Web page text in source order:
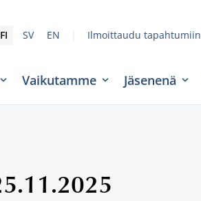
FI SV EN Ilmoittaudu tapahtumiin
Vaikutamme Jäsenenä